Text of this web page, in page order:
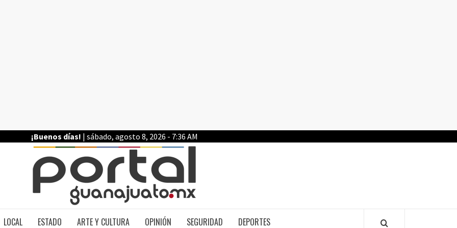
¡Buenos días! | sábado, agosto 8, 2026 - 7:36 AM
LOCAL ESTADO ARTE Y CULTURA OPINIÓN SEGURIDAD DEPORTES